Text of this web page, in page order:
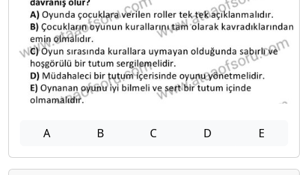
A B C D E